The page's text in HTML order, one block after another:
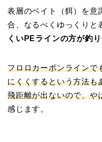
表層のベイト（餌）を意
合、なるべくゆっくりと
くいPEラインの方が釣
フロロカーボンラインで
にくくするという方法も
飛距離が出ないので、や
感じます。